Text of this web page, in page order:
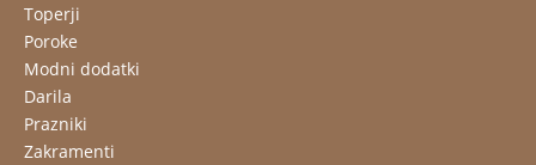
Toperji
Poroke
Modni dodatki
Darila
Prazniki
Zakramenti